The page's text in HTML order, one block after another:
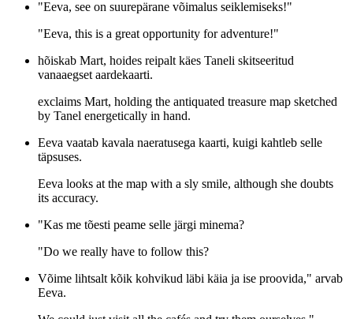
"Eeva, see on suurepärane võimalus seiklemiseks!"
"Eeva, this is a great opportunity for adventure!"
hõiskab Mart, hoides reipalt käes Taneli skitseeritud
vanaaegset aardekaarti.
exclaims Mart, holding the antiquated treasure map sketched
by Tanel energetically in hand.
Eeva vaatab kavala naeratusega kaarti, kuigi kahtleb selle
täpsuses.
Eeva looks at the map with a sly smile, although she doubts
its accuracy.
"Kas me tõesti peame selle järgi minema?
"Do we really have to follow this?
Võime lihtsalt kõik kohvikud läbi käia ja ise proovida," arvab
Eeva.